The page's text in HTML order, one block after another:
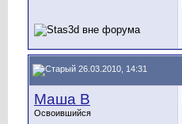
26.03.2010, 14:31
Маша В
Освоившийся